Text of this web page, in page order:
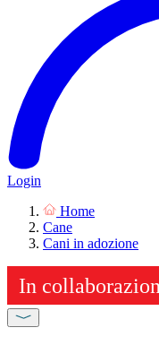
Login
Home
Cane
Cani in adozione